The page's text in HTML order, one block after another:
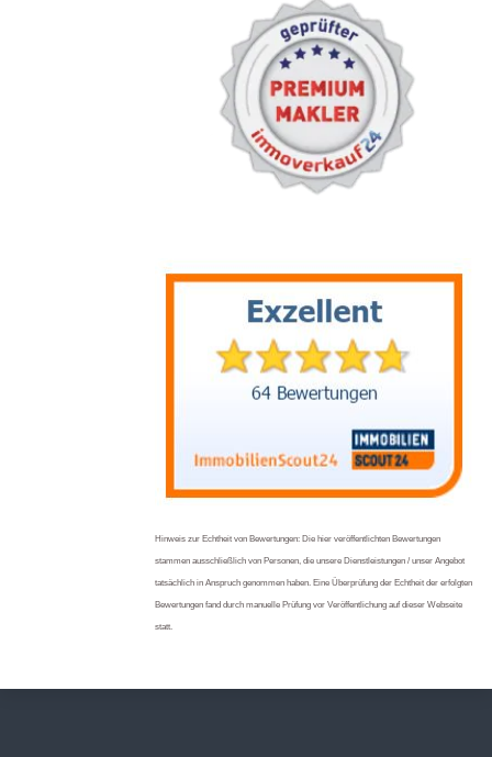
Hinweis zur Echtheit von Bewertungen: Die hier veröffentlichten Bewertungen
stammen ausschließlich von Personen, die unsere Dienstleistungen / unser Angebot
tatsächlich in Anspruch genommen haben. Eine Überprüfung der Echtheit der erfolgten
Bewertungen fand durch manuelle Prüfung vor Veröffentlichung auf dieser Webseite
statt.